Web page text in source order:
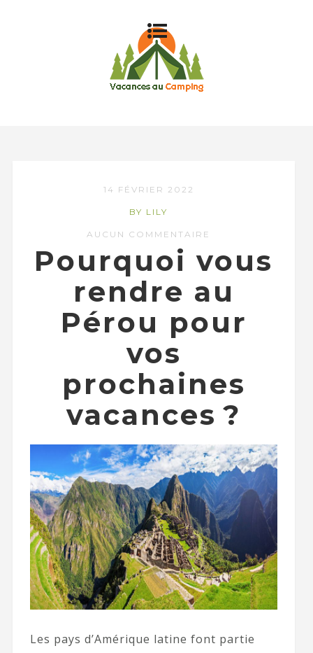
14 FÉVRIER 2022
BY LILY
AUCUN COMMENTAIRE
Pourquoi vous
rendre au
Pérou pour
vos
prochaines
vacances ?
Les pays d’Amérique latine font partie